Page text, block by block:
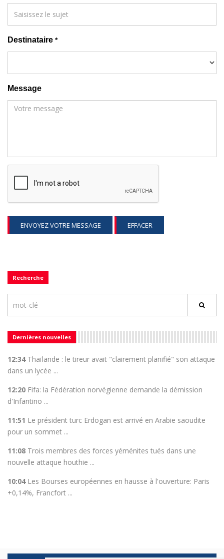
Destinataire *
Message
ENVOYEZ VOTRE MESSAGE EFFACER
Recherche
Dernières nouvelles
12:34 Thaïlande : le tireur avait "clairement planifié" son attaque
dans un lycée ...
12:20 Fifa: la Fédération norvégienne demande la démission
d'Infantino ...
11:51 Le président turc Erdogan est arrivé en Arabie saoudite
pour un sommet ...
11:08 Trois membres des forces yéménites tués dans une
nouvelle attaque houthie ...
10:04 Les Bourses européennes en hausse à l'ouverture: Paris
+0,14%, Francfort ...